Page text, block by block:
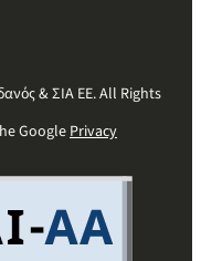
& ΣΙΑ ΕΕ. All Rights
GooglePrivacy